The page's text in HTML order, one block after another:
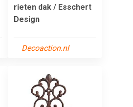
rieten dak / Esschert
Design
Decoaction.nl